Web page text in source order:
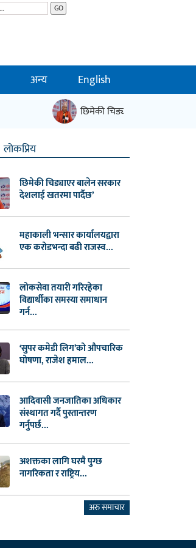
GO
अन्य English
छिमेकी चिड्याएर बालेन सरकार
लाेकप्रिय
छिमेकी चिड्याएर बालेन सरकार
देशलाई खतरमा पार्दैछ’
महाकाली भन्सार कार्यालयद्वारा
एक करोडभन्दा बढी राजस्व...
लोकसेवा तयारी गरिरहेका
विद्यार्थीका समस्या समाधान
गर्न...
‘सुपर कमेडी लिग’को औपचारिक
घोषणा, राजेश हमाल...
आदिवासी जनजातिका अधिकार
संस्थागत गर्दै पुस्तान्तरण
गर्नुपर्छ...
अशक्तका लागि घरमै पुग्छ
नागरिकता र राष्ट्रिय...
अरु समाचार